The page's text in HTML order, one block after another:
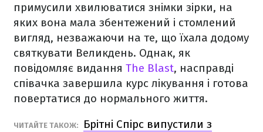
примусили хвилюватися знімки зірки, на
яких вона мала збентежений і стомлений
вигляд, незважаючи на те, що їхала додому
святкувати Великдень. Однак, як
повідомляє видання The Blast, насправді
співачка завершила курс лікування і готова
повертатися до нормального життя.
ЧИТАЙТЕ ТАКОЖ:
Брітні Спірс випустили з